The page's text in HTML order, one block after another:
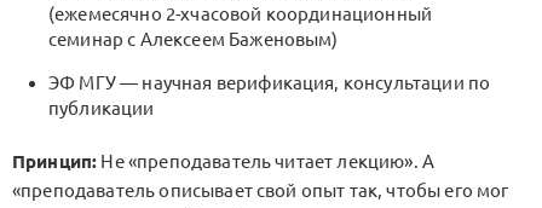
(ежемесячно 2-хчасовой координационный
семинар с Алексеем Баженовым)
ЭФ МГУ — научная верификация, консультации по
публикации
Принцип: Не «преподаватель читает лекцию». А
«преподаватель описывает свой опыт так, чтобы его мог